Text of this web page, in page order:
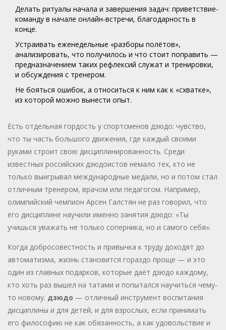
Делать ритуалы начала и завершения задач: приветствие-
команду в начале онлайн-встречи, благодарность в
конце.
Устраивать еженедельные «разборы полётов»,
анализировать, что получилось и что стоит поправить —
предназначением таких рефлексий служат и тренировки,
и обсуждения с тренером.
Не бояться ошибок, а относиться к ним как к «схватке»,
из которой можно вынести опыт.
Есть отдельная гордость у спортсменов дзюдо: чувство,
что ты часть большого движения, где каждый своими
руками строит свою дисциплинированность. Среди
известных российских дзюдоистов немало тех, кто не
только выигрывал международные медали, но и потом стал
отличным тренером, врачом или педагогом. Например,
олимпийский чемпион Арсен Галстян не раз говорил, что
его дисциплине научили именно занятия дзюдо: «Ты
учишься уважать не только соперника, но и самого себя».
Когда добросовестность и привычка к труду доходят до
автоматизма, жизнь становится гораздо проще — и это
один из главных подарков, которые даёт дзюдо каждому,
кто хоть раз вышел на татами и попытался научиться чему-
то новому. дзюдо — отличный инструмент воспитания
дисциплины и для детей, и для взрослых, если принимать
его философию не как обязанность, а как удовольствие и